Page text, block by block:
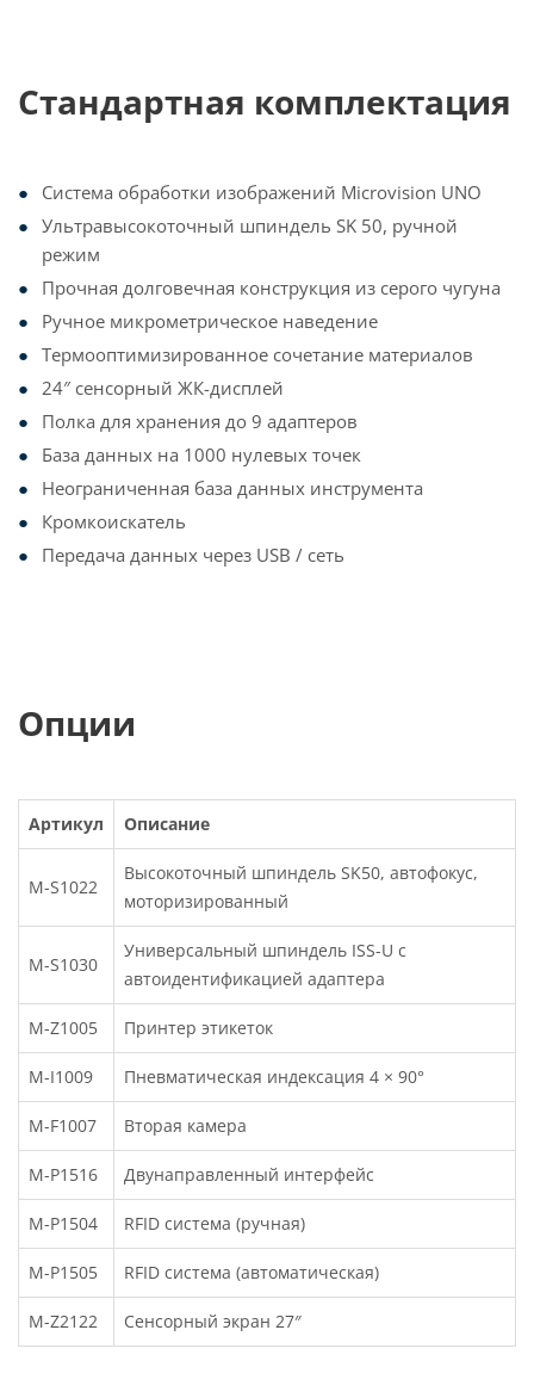
Стандартная комплектация
Система обработки изображений Microvision UNO
Ультравысокоточный шпиндель SK 50, ручной
режим
Прочная долговечная конструкция из серого чугуна
Ручное микрометрическое наведение
Термооптимизированное сочетание материалов
24″ сенсорный ЖК-дисплей
Полка для хранения до 9 адаптеров
База данных на 1000 нулевых точек
Неограниченная база данных инструмента
Кромкоискатель
Передача данных через USB / сеть
Опции
Артикул Описание
M-S1022
Высокоточный шпиндель SK50, автофокус,
моторизированный
M-S1030
Универсальный шпиндель ISS-U с
автоидентификацией адаптера
M-Z1005 Принтер этикеток
M-I1009 Пневматическая индексация 4 × 90°
M-F1007 Вторая камера
M-P1516 Двунаправленный интерфейс
M-P1504 RFID система (ручная)
M-P1505 RFID система (автоматическая)
M-Z2122 Сенсорный экран 27″